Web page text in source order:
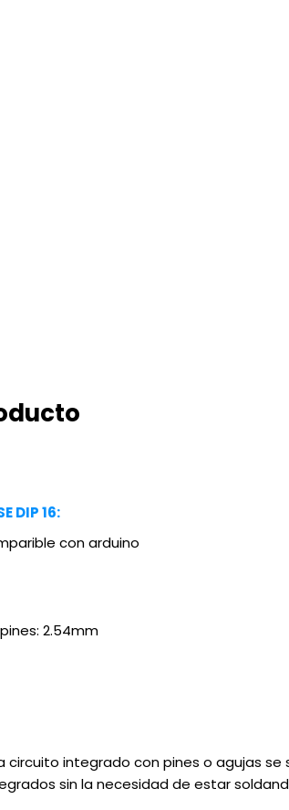
DIP 16:
con arduino
2.54mm
circuito integrado con pines o agujas
sin la necesidad de estar